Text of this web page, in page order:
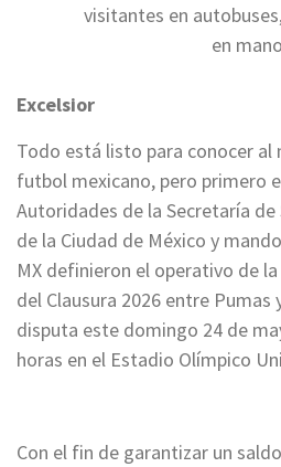
visitantes en
en mano
Excelsior
Todo está listo para conocer al
futbol mexicano, pero primero
Autoridades de la Secretaría de
de la Ciudad de México y
MX definieron el operativo de la
del Clausura 2026 entre Pumas
disputa este domingo 24 de
horas en el Estadio Olímpico
Con el fin de garantizar un